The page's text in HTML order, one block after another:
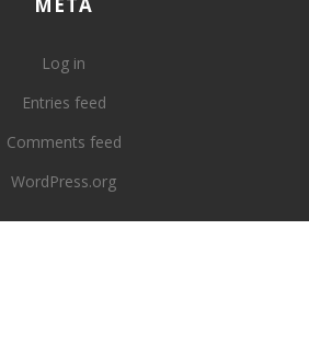
Log in
Entries feed
Comments feed
WordPress.org